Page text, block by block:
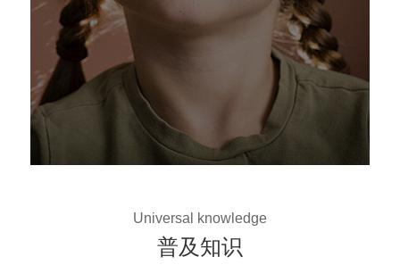
Universal knowledge
普及知识